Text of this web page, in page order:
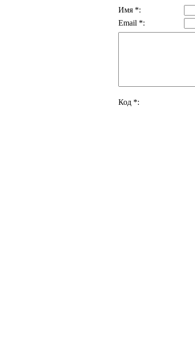
Имя *:
Email *:
Код *: